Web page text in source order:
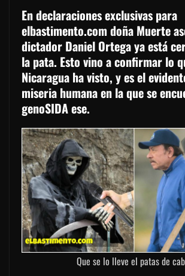
En declaraciones exclusivas para
elbastimento.com doña Muerte
dictador Daniel Ortega ya está
la pata. Esto vino a confirmar lo
Nicaragua ha visto, y es el
miseria humana en la que se
genoSIDA ese.
Que se lo lleve el patas de